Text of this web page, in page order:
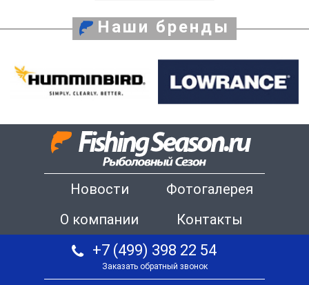
Наши бренды
Новости
Фотогалерея
О компании
Контакты
+7 (499) 398 22 54
Заказать обратный звонок